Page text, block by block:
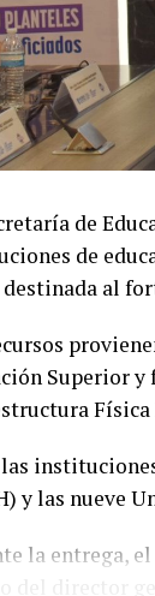
de
de
destinada al
Superior
y las nueve
la entrega,